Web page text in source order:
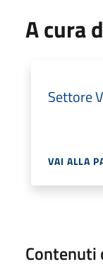
A cura
Settore
VAI ALLA